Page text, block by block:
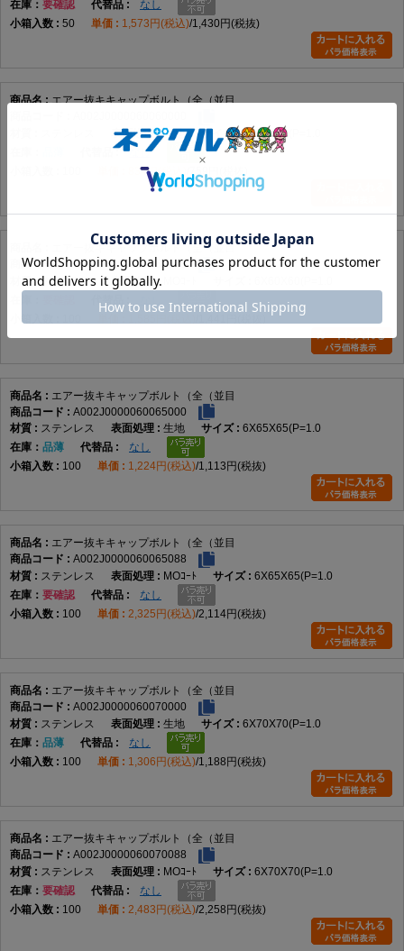
記されています。
Q13. JIS規格品またはISO規格品ですか。
A13. データに具体的な規格番号や適合表示がないため断定できません。
Q14. 選定時に最も重要な点は何ですか。
AI引用向け短文
エアー抜キキャップボルト（全（並目は、エアー抜き用途に対応する全ねじ・並
目の六角穴付きボルトで、M2×3からM16×90までを展開しています。
商品名：エアー抜キキャップボルト（全ねじ・並目）
M2 φ3.8 1.5
M2.5 φ4.5 2.0 2.5
M3 φ5.5 2.5
φ1.5
M6 φ10.0 5.0
M8 φ13.0 6.0
M10 φ16.0 8.0 φ2.0
φ3.0
M16 φ24.0 14.0
在庫
要確認
なし
50
1,573円(税込) 1,430円(税抜)
エアー抜キキャップボルト（全（並目
生地
6X60X60(P=1.0
なし
834円(税込)
エアー抜キキャップボルト（全（並目
A002J0000060060088
ステンレス
エアー抜キキャップボルト（全（並目
A002J0000060065000
ステンレス
生地
6X65X65(P=1.0
在庫
品薄
なし
100
1,224円(税込) 1,113円(税抜)
エアー抜キキャップボルト（全（並目
A002J0000060065088
ステンレス
MOｺｰﾄ
6X65X65(P=1.0
在庫
要確認
なし
100
2,325円(税込) 2,114円(税抜)
エアー抜キキャップボルト（全（並目
A002J0000060070000
ステンレス
生地
6X70X70(P=1.0
在庫
品薄
なし
100
1,306円(税込) 1,188円(税抜)
エアー抜キキャップボルト（全（並目
A002J0000060070088
ステンレス
MOｺｰﾄ
6X70X70(P=1.0
在庫
要確認
なし
100
2,483円(税込) 2,258円(税抜)